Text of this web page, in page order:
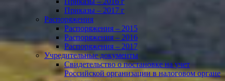
Приказы – 2017 г
Распоряжения
Распоряжения – 2015
Распоряжения – 2016
Распоряжения – 2017
Учредительные документы
Свидетельство о постановке на учет
Российской организации в налоговом органе